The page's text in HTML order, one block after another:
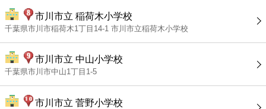
市川市立 稲荷木小学校
千葉県市川市稲荷木1丁目14-1 市川市立稲荷木小学校
市川市立 中山小学校
千葉県市川市中山1丁目1-5
市川市立 菅野小学校